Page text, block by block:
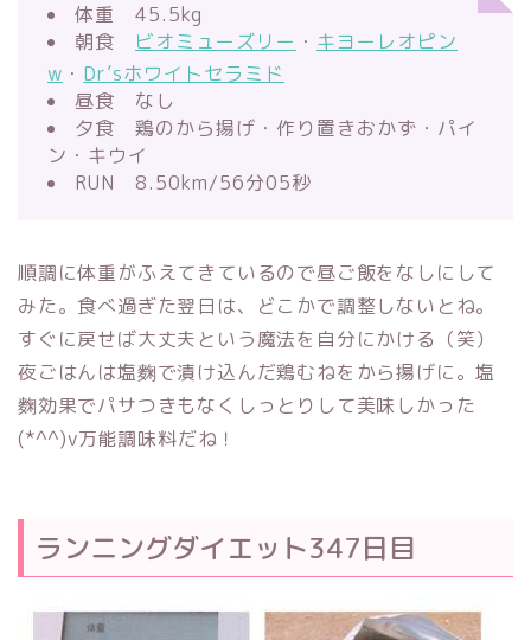
体重 45.5kg
朝食 ビオミューズリー ・ キヨーレオピン
w ・ Dr’sホワイトセラミド
昼食 なし
夕食 鶏のから揚げ・作り置きおかず・パイ
ン・キウイ
RUN 8.50km/56分05秒
順調に体重がふえてきているので昼ご飯をなしにして
みた。食べ過ぎた翌日は、どこかで調整しないとね。
すぐに戻せば大丈夫という魔法を自分にかける（笑）
夜ごはんは塩麴で漬け込んだ鶏むねをから揚げに。塩
麴効果でパサつきもなくしっとりして美味しかった
(*^^)v万能調味料だね！
ランニングダイエット347日目